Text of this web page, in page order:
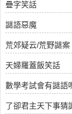
疊字笑話
謎語惡魔
荒郊疑云/荒野謎案
天婦羅蓋飯笑話
數學考試會有謎語
了卻君主天下事猜